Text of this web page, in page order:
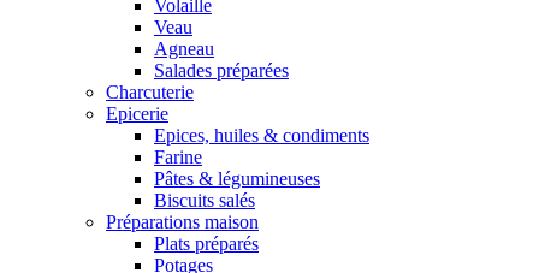
Volaille
Veau
Agneau
Salades préparées
Charcuterie
Epicerie
Epices, huiles & condiments
Farine
Pâtes & légumineuses
Biscuits salés
Préparations maison
Plats préparés
Potages